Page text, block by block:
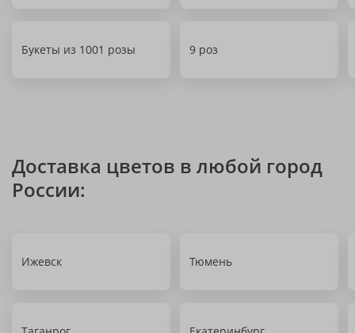
Букеты из 1001 розы 9 роз
Доставка цветов в любой город
России:
Ижевск Тюмень